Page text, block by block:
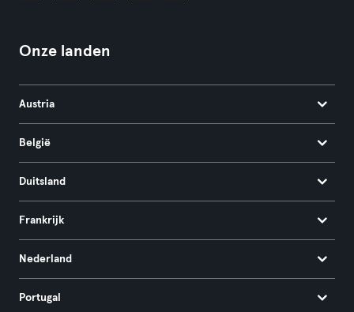
Onze landen
Austria
België
Duitsland
Frankrijk
Nederland
Portugal